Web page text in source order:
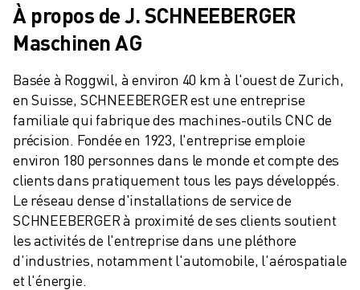
À propos de J. SCHNEEBERGER
Maschinen AG
Basée à Roggwil, à environ 40 km à l'ouest de Zurich,
en Suisse, SCHNEEBERGER est une entreprise
familiale qui fabrique des machines-outils CNC de
précision. Fondée en 1923, l'entreprise emploie
environ 180 personnes dans le monde et compte des
clients dans pratiquement tous les pays développés.
Le réseau dense d'installations de service de
SCHNEEBERGER à proximité de ses clients soutient
les activités de l'entreprise dans une pléthore
d'industries, notamment l'automobile, l'aérospatiale
et l'énergie.